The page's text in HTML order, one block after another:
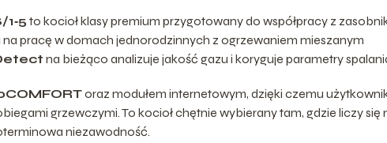
to kocioł klasy premium przygotowany do współpracy z
pracę w domach jednorodzinnych z ogrzewaniem mieszanym
na bieżąco analizuje jakość gazu i koryguje parametry
oraz modułem internetowym, dzięki czemu
grzewczymi. To kocioł chętnie wybierany tam, gdzie liczy się
niezawodność.